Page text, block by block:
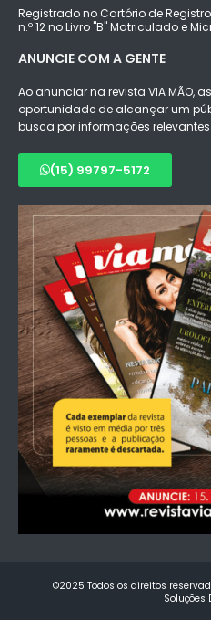
Registrado no Cartório de
n.º 12 no Livro "B" Matriculado e
ANUNCIE COM A GENTE
Ao anunciar na revista VIA MÃO,
oportunidade de alcançar um
busca por informações
(15) 99797-5172
©2025 Todos os direitos
Soluções